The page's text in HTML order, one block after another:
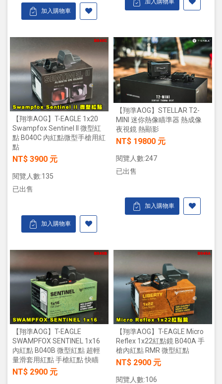
加入購物車
加入購物車
【翔準AOG】T-EAGLE 1x20
Swampfox Sentinel II 微型紅
點 B040C 內紅點微型手槍用紅
點
NT$ 3900 元
閱覽人數:135
已出售
加入購物車
【翔準AOG】STELLAR T2-
MINI 迷你熱像瞄準器 熱成像
夜視鏡 熱顯影
NT$ 19800 元
閱覽人數:247
已出售
加入購物車
【翔準AOG】T-EAGLE
SWAMPFOX SENTINEL 1x16
內紅點 B040B 微型紅點 超輕
量滑套用紅點 手槍紅點 快瞄
NT$ 2900 元
【翔準AOG】T-EAGLE Micro
Reflex 1x22紅點鏡 B040A 手
槍內紅點 RMR 微型紅點
NT$ 2900 元
閱覽人數:106